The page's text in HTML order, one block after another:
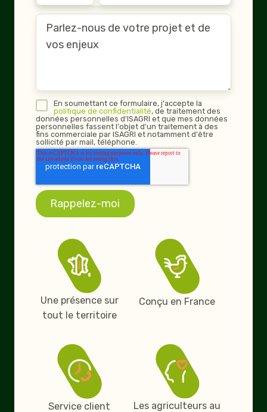
Une présence sur
tout le territoire
Conçu en France
Service client Les agriculteurs au
En soumettant ce formulaire, j'accepte la
politique de confidentialité, de traitement des
données personnelles d'ISAGRI et que mes données
personnelles fassent l'objet d'un traitement à des
fins commerciale par ISAGRI et notamment d'être
sollicité par mail, téléphone.